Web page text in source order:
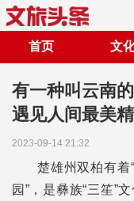
首页 文
有一种叫云南
遇见人间最美
2023-09-14 21:32
楚雄州双柏有着
园”，是彝族“三笙”